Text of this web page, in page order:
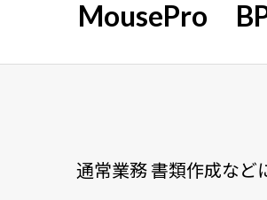
MousePro
通常業務 書類作成など